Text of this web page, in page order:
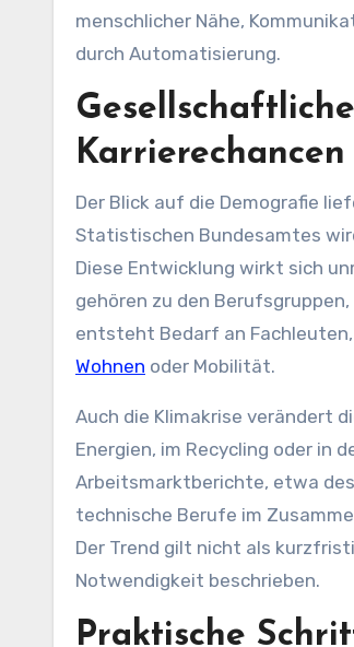
menschlicher Nähe,
durch Automatisierung.
Karrierechancen
Der Blick auf die Demografie
Statistischen Bundesamtes
Diese Entwicklung wirkt sich
gehören zu den
entsteht Bedarf an
Wohnen oder Mobilität.
Auch die Klimakrise verändert
Energien, im Recycling oder in
Arbeitsmarktberichte, etwa
technische Berufe im
Der Trend gilt nicht als
Notwendigkeit beschrieben.
Praktische